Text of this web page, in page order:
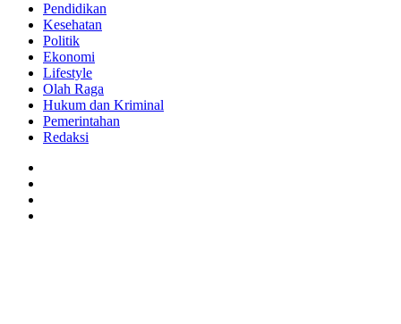
Pendidikan
Kesehatan
Politik
Ekonomi
Lifestyle
Olah Raga
Hukum dan Kriminal
Pemerintahan
Redaksi